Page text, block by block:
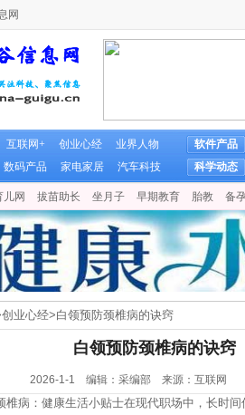
网
互联网+ 创业心经
业界人物
数码产品 家电家居 汽车科技
软件产品
科学动态
儿网 拔苗助长 坐月子 早期教育 胎教 备
创业心经>白领预防颈椎病的诀窍
白领预防颈椎病的诀窍
2026-1-1 编辑：采编部 来源：互联网
：健康生活小贴士在现代职场中，长时间